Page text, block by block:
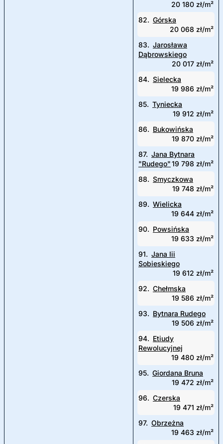
20 180 zł/m²
82. Górska
20 068 zł/m²
83. Jarosława
Dąbrowskiego
20 017 zł/m²
84. Sielecka
19 986 zł/m²
85. Tyniecka
19 912 zł/m²
86. Bukowińska
19 870 zł/m²
87. Jana Bytnara
"Rudego"19 798 zł/m²
88. Smyczkowa
19 748 zł/m²
89. Wielicka
19 644 zł/m²
90. Powsińska
19 633 zł/m²
91. Jana Iii
Sobieskiego
19 612 zł/m²
92. Chełmska
19 586 zł/m²
93. Bytnara Rudego
19 506 zł/m²
94. Etiudy
Rewolucyjnej
19 480 zł/m²
95. Giordana Bruna
19 472 zł/m²
96. Czerska
19 471 zł/m²
97. Obrzeżna
19 463 zł/m²